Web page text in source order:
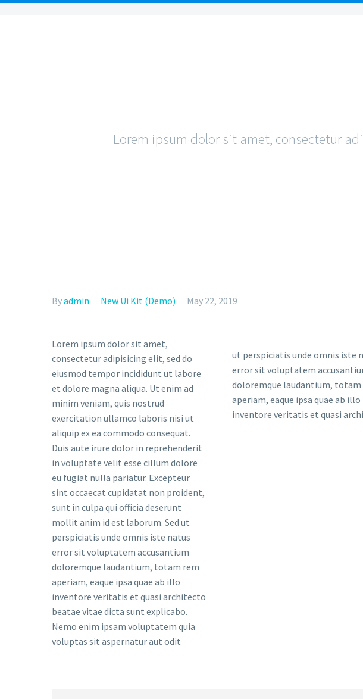
Lorem ipsum dolor sit amet, consectetur
Byadmin New Ui Kit (Demo) May 22, 2019
Lorem ipsum dolor sit amet,
consectetur adipisicing elit, sed do
eiusmod tempor incididunt ut labore
et dolore magna aliqua. Ut enim ad
minim veniam, quis nostrud
exercitation ullamco laboris nisi ut
aliquip ex ea commodo consequat.
Duis aute irure dolor in reprehenderit
in voluptate velit esse cillum dolore
eu fugiat nulla pariatur. Excepteur
sint occaecat cupidatat non proident,
sunt in culpa qui officia deserunt
mollit anim id est laborum. Sed ut
perspiciatis unde omnis iste natus
error sit voluptatem accusantium
doloremque laudantium, totam rem
aperiam, eaque ipsa quae ab illo
inventore veritatis et quasi architecto
beatae vitae dicta sunt explicabo.
Nemo enim ipsam voluptatem quia
voluptas sit aspernatur aut odit
ut perspiciatis unde omnis iste
error sit voluptatem
doloremque laudantium, totam
aperiam, eaque ipsa quae ab illo
inventore veritatis et quasi